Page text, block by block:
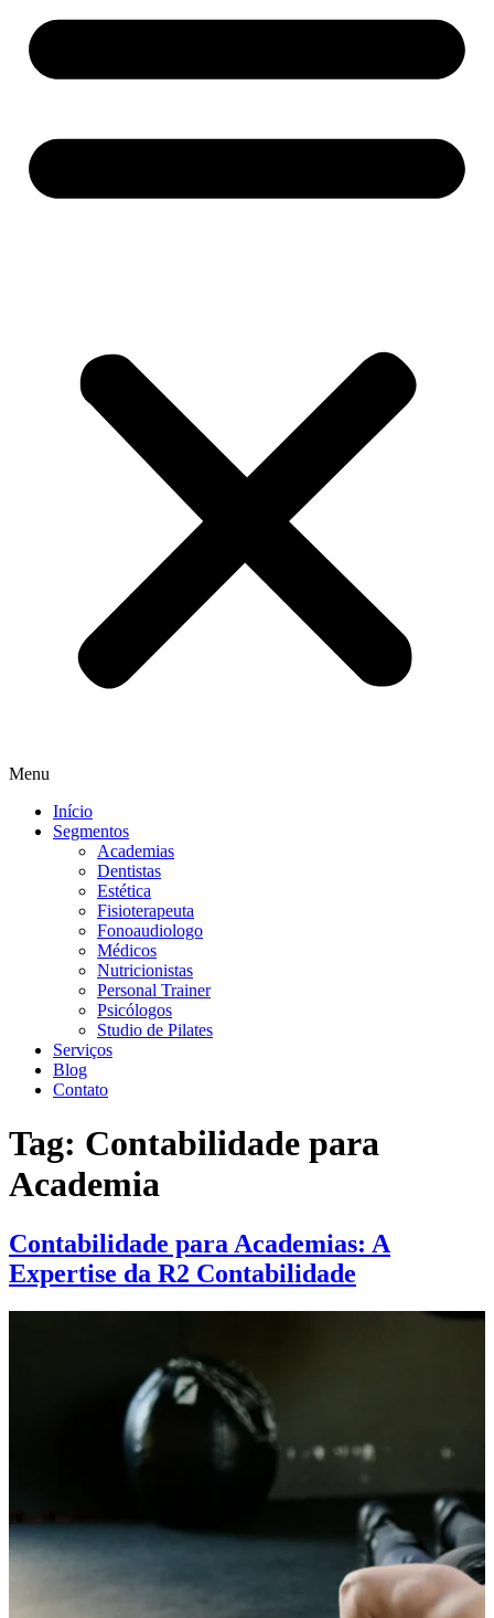
Menu
Início
Segmentos
Academias
Dentistas
Estética
Fisioterapeuta
Fonoaudiologo
Médicos
Nutricionistas
Personal Trainer
Psicólogos
Studio de Pilates
Serviços
Blog
Contato
Tag: Contabilidade para
Academia
Contabilidade para Academias: A
Expertise da R2 Contabilidade